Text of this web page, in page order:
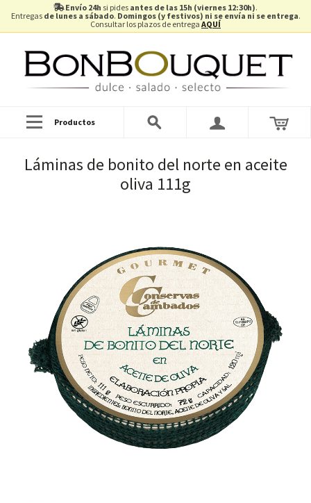
Envío 24h si pides antes de las 15h (viernes 12:30h).
Entregas de lunes a sábado. Domingos (y festivos) ni se envía ni se entrega.
Consultar los plazos de entrega AQUÍ
Productos
Láminas de bonito del norte en aceite
oliva 111g